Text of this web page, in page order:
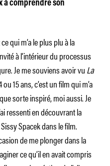
à comprendre son
qui m’a le plus plu à la
à l’intérieur du processus
Je me souviens avoir vuLa
15 ans, c’est un film qui m’a
sorte inspiré, moi aussi. Je
ressenti en découvrant la
Spacek dans le film.
de me plonger dans la
ce qu’il en avait compris